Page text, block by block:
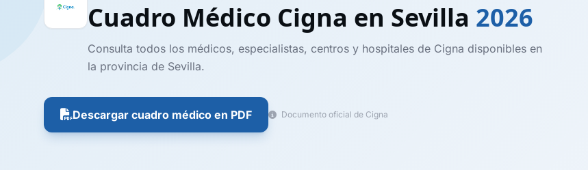
Cuadro Médico Cigna en Sevilla 2026
Consulta todos los médicos, especialistas, centros y hospitales de Cigna disponibles en
la provincia de Sevilla.
Descargar cuadro médico en PDF Documento oficial de Cigna